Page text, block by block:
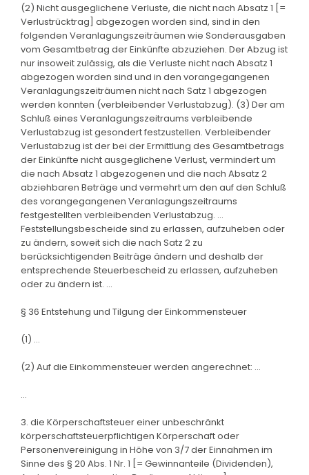
(2) Nicht ausgeglichene Verluste, die nicht nach Absatz 1 [=
Verlustrücktrag] abgezogen worden sind, sind in den
folgenden Veranlagungszeiträumen wie Sonderausgaben
vom Gesamtbetrag der Einkünfte abzuziehen. Der Abzug ist
nur insoweit zulässig, als die Verluste nicht nach Absatz 1
abgezogen worden sind und in den vorangegangenen
Veranlagungszeiträumen nicht nach Satz 1 abgezogen
werden konnten (verbleibender Verlustabzug). (3) Der am
Schluß eines Veranlagungszeitraums verbleibende
Verlustabzug ist gesondert festzustellen. Verbleibender
Verlustabzug ist der bei der Ermittlung des Gesamtbetrags
der Einkünfte nicht ausgeglichene Verlust, vermindert um
die nach Absatz 1 abgezogenen und die nach Absatz 2
abziehbaren Beträge und vermehrt um den auf den Schluß
des vorangegangenen Veranlagungszeitraums
festgestellten verbleibenden Verlustabzug. ...
Feststellungsbescheide sind zu erlassen, aufzuheben oder
zu ändern, soweit sich die nach Satz 2 zu
berücksichtigenden Beiträge ändern und deshalb der
entsprechende Steuerbescheid zu erlassen, aufzuheben
oder zu ändern ist. ...
§ 36 Entstehung und Tilgung der Einkommensteuer
(1) ...
(2) Auf die Einkommensteuer werden angerechnet: ...
...
3. die Körperschaftsteuer einer unbeschränkt
körperschaftsteuerpflichtigen Körperschaft oder
Personenvereinigung in Höhe von 3/7 der Einnahmen im
Sinne des § 20 Abs. 1 Nr. 1 [= Gewinnanteile (Dividenden),